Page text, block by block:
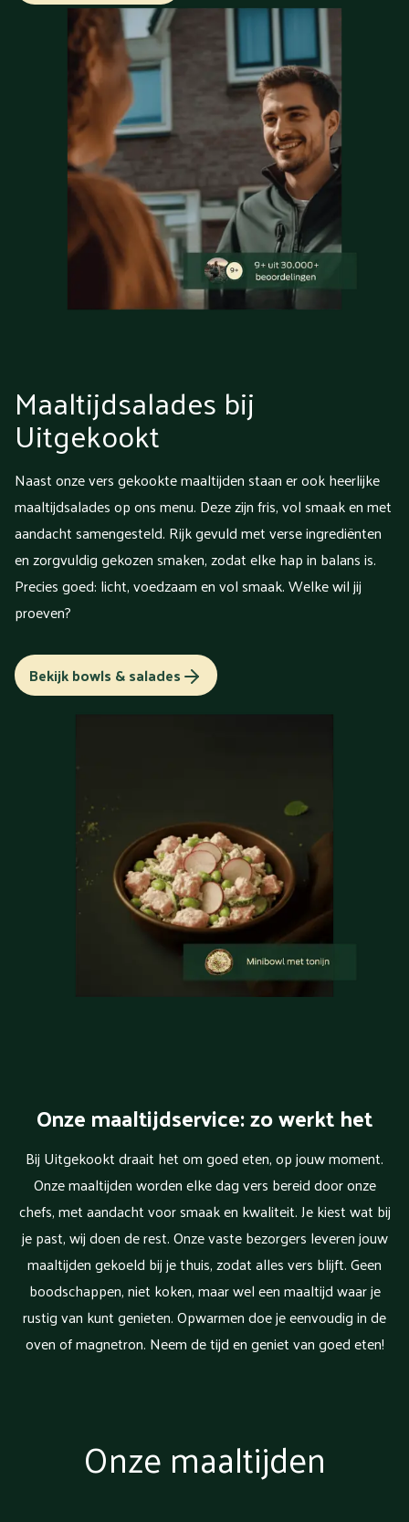
Maaltijdsalades bij
Uitgekookt
Naast onze vers gekookte maaltijden staan er ook heerlijke
maaltijdsalades op ons menu. Deze zijn fris, vol smaak en met
aandacht samengesteld. Rijk gevuld met verse ingrediënten
en zorgvuldig gekozen smaken, zodat elke hap in balans is.
Precies goed: licht, voedzaam en vol smaak. Welke wil jij
proeven?
Bekijk bowls & salades
Onze maaltijdservice: zo werkt het
Bij Uitgekookt draait het om goed eten, op jouw moment.
Onze maaltijden worden elke dag vers bereid door onze
chefs, met aandacht voor smaak en kwaliteit. Je kiest wat bij
je past, wij doen de rest. Onze vaste bezorgers leveren jouw
maaltijden gekoeld bij je thuis, zodat alles vers blijft. Geen
boodschappen, niet koken, maar wel een maaltijd waar je
rustig van kunt genieten. Opwarmen doe je eenvoudig in de
oven of magnetron. Neem de tijd en geniet van goed eten!
Onze maaltijden